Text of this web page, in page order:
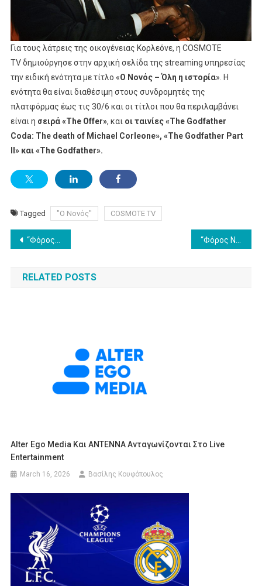
Για τους λάτρεις της οικογένειας Κορλεόνε, η COSMOTE
TV δημιούργησε στην αρχική σελίδα της streaming υπηρεσίας
την ειδική ενότητα με τίτλο «Ο Νονός – Όλη η ιστορία». Η
ενότητα θα είναι διαθέσιμη στους συνδρομητές της
πλατφόρμας έως τις 30/6 και οι τίτλοι που θα περιλαμβάνει
είναι η σειρά «The Offer», και οι ταινίες «The Godfather
Coda: The death of Michael Corleone», «The Godfather Part
» και «The Godfather».
Tagged "Ο Νονός" COSMOTE TV
Post
navigation
“Φόρος Netflix” και στην Ιταλία, αφορoλόγητη η υπηρεσία στην Ελλάδα!
RELATED POSTS
Alter Ego Media Και ΑΝΤΕΝΝΑ Ανταγωνίζονται Στο Live
Entertainment
March 16, 2026 Βασίλης Κουφόπουλος